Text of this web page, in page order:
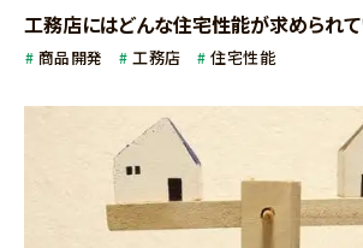
工務店にはどんな住宅性能が求められて
商品開発 工務店 住宅性能